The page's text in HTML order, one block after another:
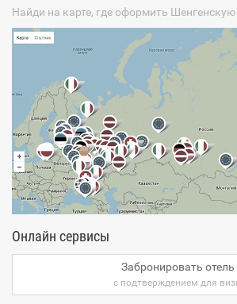
Найди на карте, где оформить Шенгенскую
Онлайн сервисы
Забронировать отель
с подтверждением для